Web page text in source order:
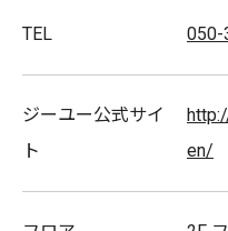
www.gu-japan.com/
ジーユーオンラインストア
TEL 050-
ジーユー公式サイ
ト
en/